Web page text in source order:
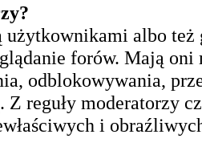
użytkownikami albo
forów. Mają
odblokowywania,
Z reguły moderatorzy
i